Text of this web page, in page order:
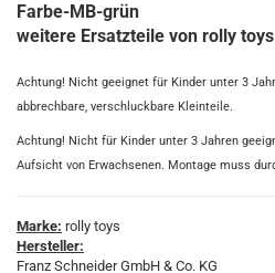
Farbe-MB-grün
weitere Ersatzteile von rolly
Achtung! Nicht geeignet für Kinder unter 3
abbrechbare, verschluckbare Kleinteile.
Achtung! Nicht für Kinder unter 3 Jahren
Aufsicht von Erwachsenen. Montage muss
Marke: rolly toys
Hersteller:
Franz Schneider GmbH & Co. KG